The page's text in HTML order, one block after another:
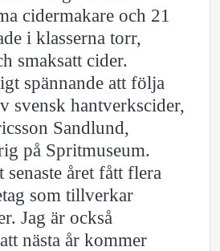
cidermakare och 21
i klasserna torr,
smaksatt cider.
spännande att följa
svensk hantverkscider,
Sandlund,
på Spritmuseum.
senaste året fått flera
som tillverkar
Jag är också
nästa år kommer